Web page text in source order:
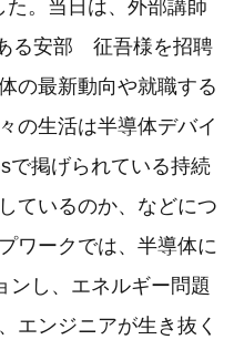
。当日は、外部講師
る安部 征吾様を招聘
の最新動向や就職する
の生活は半導体デバイ
で掲げられている持続
ているのか、などにつ
ワークでは、半導体に
ンし、エネルギー問題
エンジニアが生き抜く